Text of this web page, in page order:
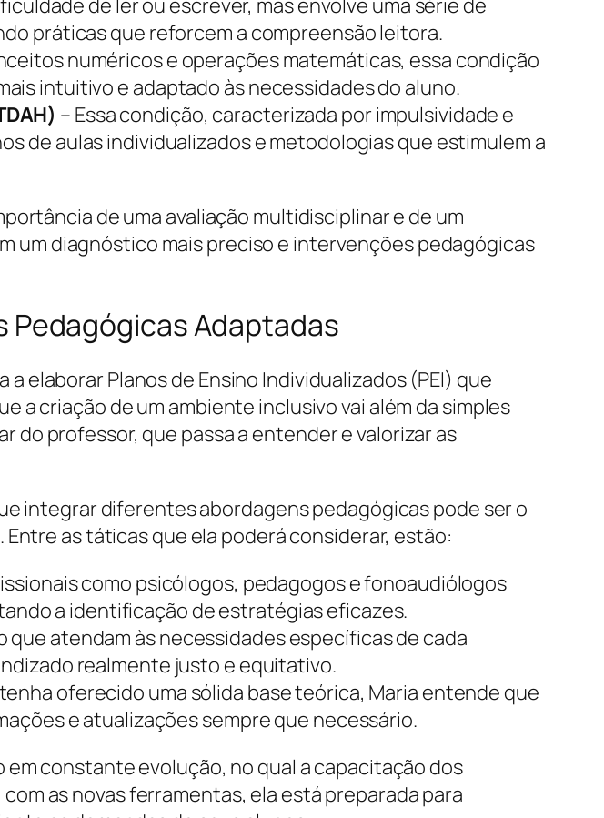
práticas que reforcem a compreensão leitora.
numéricos e operações matemáticas, essa condição
intuitivo e adaptado às necessidades do aluno.
– Essa condição, caracterizada por impulsividade e
de aulas individualizados e metodologias que estimulem a
de uma avaliação multidisciplinar e de um
diagnóstico mais preciso e intervenções pedagógicas
Pedagógicas Adaptadas
elaborar Planos de Ensino Individualizados (PEI) que
a criação de um ambiente inclusivo vai além da simples
professor, que passa a entender e valorizar as
integrar diferentes abordagens pedagógicas pode ser o
as táticas que ela poderá considerar, estão:
como psicólogos, pedagogos e fonoaudiólogos
a identificação de estratégias eficazes.
que atendam às necessidades específicas de cada
realmente justo e equitativo.
oferecido uma sólida base teórica, Maria entende que
e atualizações sempre que necessário.
em constante evolução, no qual a capacitação dos
as novas ferramentas, ela está preparada para